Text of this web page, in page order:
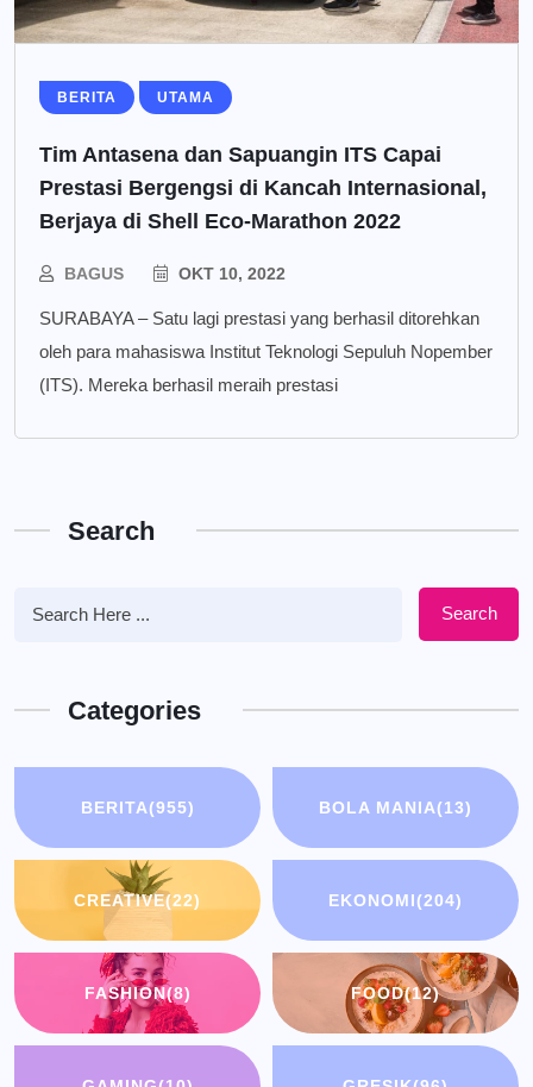
BERITA UTAMA
Tim Antasena dan Sapuangin ITS Capai
Prestasi Bergengsi di Kancah Internasional,
Berjaya di Shell Eco-Marathon 2022
BAGUS OKT 10, 2022
SURABAYA – Satu lagi prestasi yang berhasil ditorehkan
oleh para mahasiswa Institut Teknologi Sepuluh Nopember
(ITS). Mereka berhasil meraih prestasi
Search
Search
Categories
BERITA(955) BOLA MANIA(13)
CREATIVE(22) EKONOMI(204)
FASHION(8) FOOD(12)